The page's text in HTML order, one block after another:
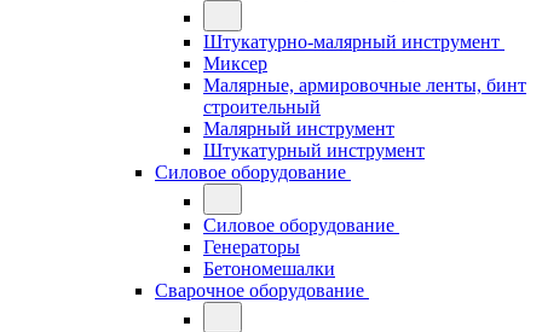
Штукатурно-малярный инструмент
Миксер
Малярные, армировочные ленты, бинт
строительный
Малярный инструмент
Штукатурный инструмент
Силовое оборудование
Силовое оборудование
Генераторы
Бетономешалки
Сварочное оборудование